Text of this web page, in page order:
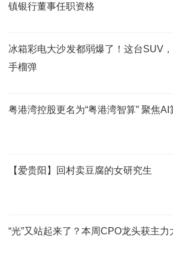
镇银行董事任职资格
冰箱彩电大沙发都弱爆了！这台SUV
手榴弹
粤港湾控股更名为“粤港湾智算” 聚焦
【爱贵阳】回村卖豆腐的女研究生
“光”又站起来了？本周CPO龙头获主